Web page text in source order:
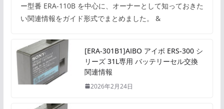
ー型番 ERA-110B を中心に、オーナーとして知っておきた
い関連情報をガイド形式でまとめました。 &
[ERA-301B1]AIBO アイボ ERS-300 シ
リーズ 31L専用 バッテリーセル交換
関連情報
2026年2月24日